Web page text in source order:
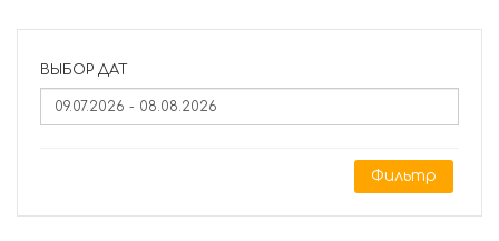
ВЫБОР ДАТ
Фильтр